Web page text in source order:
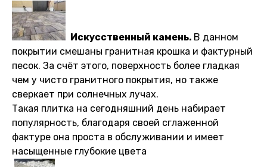
Искусственный камень. В данном
покрытии смешаны гранитная крошка и фактурный
песок. За счёт этого, поверхность более гладкая
чем у чисто гранитного покрытия, но также
сверкает при солнечных лучах.
Такая плитка на сегодняшний день набирает
популярность, благодаря своей сглаженной
фактуре она проста в обслуживании и имеет
насыщенные глубокие цвета